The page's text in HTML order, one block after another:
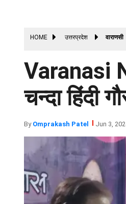
HOME उत्तरप्रदेश वाराणसी
Varanasi
चन्दा हिंदी
By Omprakash Patel Jun 3,